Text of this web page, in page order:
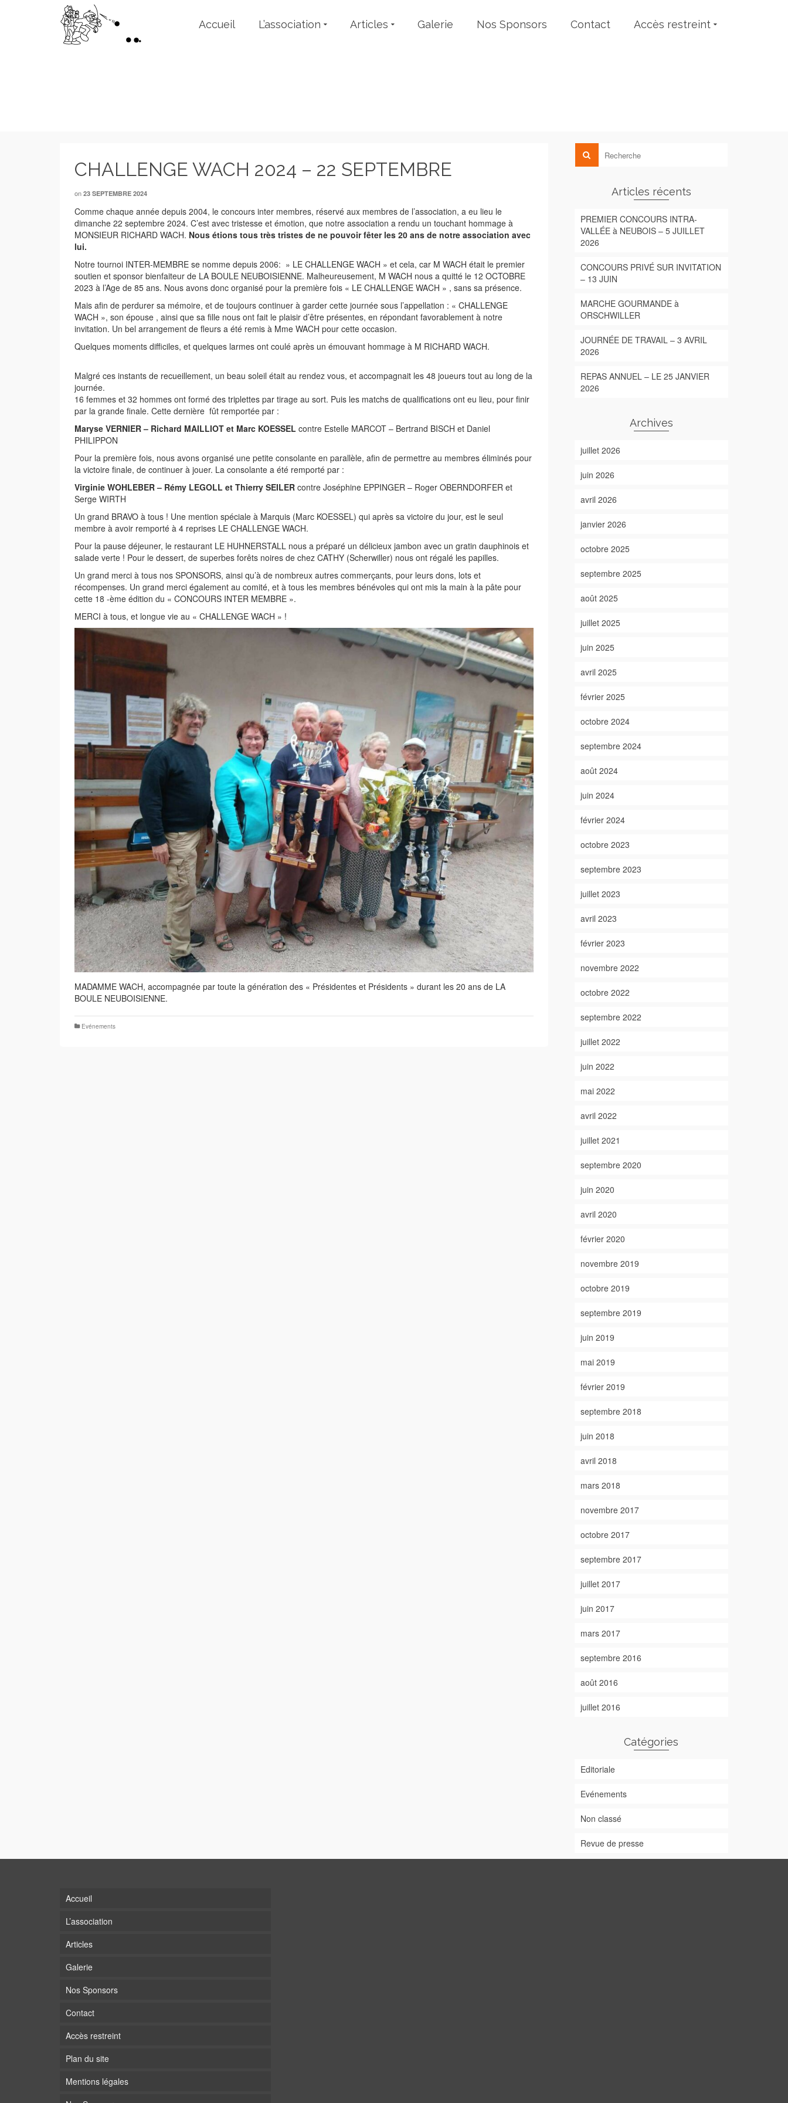
Accueil L’association Articles Galerie Nos Sponsors Contact Accès restreint
CHALLENGE WACH 2024 – 22 SEPTEMBRE
on 23 SEPTEMBRE 2024
Comme chaque année depuis 2004, le concours inter membres, réservé aux membres de l’association, a eu lieu le
dimanche 22 septembre 2024. C’est avec tristesse et émotion, que notre association a rendu un touchant hommage à
MONSIEUR RICHARD WACH. Nous étions tous très tristes de ne pouvoir fêter les 20 ans de notre association avec
lui.
Notre tournoi INTER-MEMBRE se nomme depuis 2006: » LE CHALLENGE WACH » et cela, car M WACH était le premier
soutien et sponsor bienfaiteur de LA BOULE NEUBOISIENNE. Malheureusement, M WACH nous a quitté le 12 OCTOBRE
2023 à l’Age de 85 ans. Nous avons donc organisé pour la première fois « LE CHALLENGE WACH » , sans sa présence.
Mais afin de perdurer sa mémoire, et de toujours continuer à garder cette journée sous l’appellation : « CHALLENGE
WACH », son épouse , ainsi que sa fille nous ont fait le plaisir d’être présentes, en répondant favorablement à notre
invitation. Un bel arrangement de fleurs a été remis à Mme WACH pour cette occasion.
Quelques moments difficiles, et quelques larmes ont coulé après un émouvant hommage à M RICHARD WACH.
Malgré ces instants de recueillement, un beau soleil était au rendez vous, et accompagnait les 48 joueurs tout au long de la
journée.
16 femmes et 32 hommes ont formé des triplettes par tirage au sort. Puis les matchs de qualifications ont eu lieu, pour finir
par la grande finale. Cette dernière fût remportée par :
Maryse VERNIER – Richard MAILLIOT et Marc KOESSEL contre Estelle MARCOT – Bertrand BISCH et Daniel
PHILIPPON
Pour la première fois, nous avons organisé une petite consolante en parallèle, afin de permettre au membres éliminés pour
la victoire finale, de continuer à jouer. La consolante a été remporté par :
Virginie WOHLEBER – Rémy LEGOLL et Thierry SEILER contre Joséphine EPPINGER – Roger OBERNDORFER et
Serge WIRTH
Un grand BRAVO à tous ! Une mention spéciale à Marquis (Marc KOESSEL) qui après sa victoire du jour, est le seul
membre à avoir remporté à 4 reprises LE CHALLENGE WACH.
Pour la pause déjeuner, le restaurant LE HUHNERSTALL nous a préparé un délicieux jambon avec un gratin dauphinois et
salade verte ! Pour le dessert, de superbes forêts noires de chez CATHY (Scherwiller) nous ont régalé les papilles.
Un grand merci à tous nos SPONSORS, ainsi qu’à de nombreux autres commerçants, pour leurs dons, lots et
récompenses. Un grand merci également au comité, et à tous les membres bénévoles qui ont mis la main à la pâte pour
cette 18 -ème édition du « CONCOURS INTER MEMBRE ».
MERCI à tous, et longue vie au « CHALLENGE WACH » !
MADAMME WACH, accompagnée par toute la génération des « Présidentes et Présidents » durant les 20 ans de LA
BOULE NEUBOISIENNE.
Evénements
Articles récents
PREMIER CONCOURS INTRA-
VALLÉE à NEUBOIS – 5 JUILLET
2026
CONCOURS PRIVÉ SUR INVITATION
– 13 JUIN
MARCHE GOURMANDE à
ORSCHWILLER
JOURNÉE DE TRAVAIL – 3 AVRIL
2026
REPAS ANNUEL – LE 25 JANVIER
2026
Archives
juillet 2026
juin 2026
avril 2026
janvier 2026
octobre 2025
septembre 2025
août 2025
juillet 2025
juin 2025
avril 2025
février 2025
octobre 2024
septembre 2024
août 2024
juin 2024
février 2024
octobre 2023
septembre 2023
juillet 2023
avril 2023
février 2023
novembre 2022
octobre 2022
septembre 2022
juillet 2022
juin 2022
mai 2022
avril 2022
juillet 2021
septembre 2020
juin 2020
avril 2020
février 2020
novembre 2019
octobre 2019
septembre 2019
juin 2019
mai 2019
février 2019
septembre 2018
juin 2018
avril 2018
mars 2018
novembre 2017
octobre 2017
septembre 2017
juillet 2017
juin 2017
mars 2017
septembre 2016
août 2016
juillet 2016
Catégories
Editoriale
Evénements
Non classé
Revue de presse
Accueil
L’association
Articles
Galerie
Nos Sponsors
Contact
Accès restreint
Plan du site
Mentions légales